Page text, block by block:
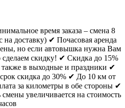
время заказа – смена 8
на доставку) ✔ Почасовая аренда
но если автовышка нужна Вам
сделаем скидку! ✔ Скидка до 15%
также в выходные и праздники ✔
скидка до 30% ✔ До 10 км от
за километры в обе стороны ✔
увеличивается на стоимость